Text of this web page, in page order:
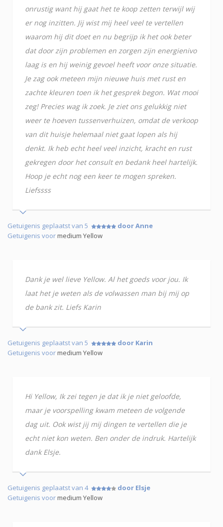
onrustig want hij gaat het te koop zetten terwijl wij
er nog inzitten. Jij wist mij heel veel te vertellen
waarom hij dit doet en nu begrijp ik het ook beter
dat door zijn problemen en zorgen zijn energienivo
laag is en hij weinig gevoel heeft voor onze situatie.
Je zag ook meteen mijn nieuwe huis met rust en
zachte kleuren toen ik het gesprek begon. Wat mooi
zeg! Precies wag ik zoek. Je ziet ons gelukkig niet
weer te hoeven tussenverhuizen, omdat de verkoop
van dit huisje helemaal niet gaat lopen als hij
denkt. Ik heb echt heel veel inzicht, kracht en rust
gekregen door het consult en bedank heel hartelijk.
Hoop je echt nog een keer te mogen spreken.
Liefssss
Getuigenis geplaatst van 5
door Anne
Getuigenis voormedium Yellow
Dank je wel lieve Yellow. Al het goeds voor jou. Ik
laat het je weten als de volwassen man bij mij op
de bank zit. Liefs Karin
Getuigenis geplaatst van 5
door Karin
Getuigenis voormedium Yellow
Hi Yellow, Ik zei tegen je dat ik je niet geloofde,
maar je voorspelling kwam meteen de volgende
dag uit. Ook wist jij mij dingen te vertellen die je
echt niet kon weten. Ben onder de indruk. Hartelijk
dank Elsje.
Getuigenis geplaatst van 4
door Elsje
Getuigenis voormedium Yellow